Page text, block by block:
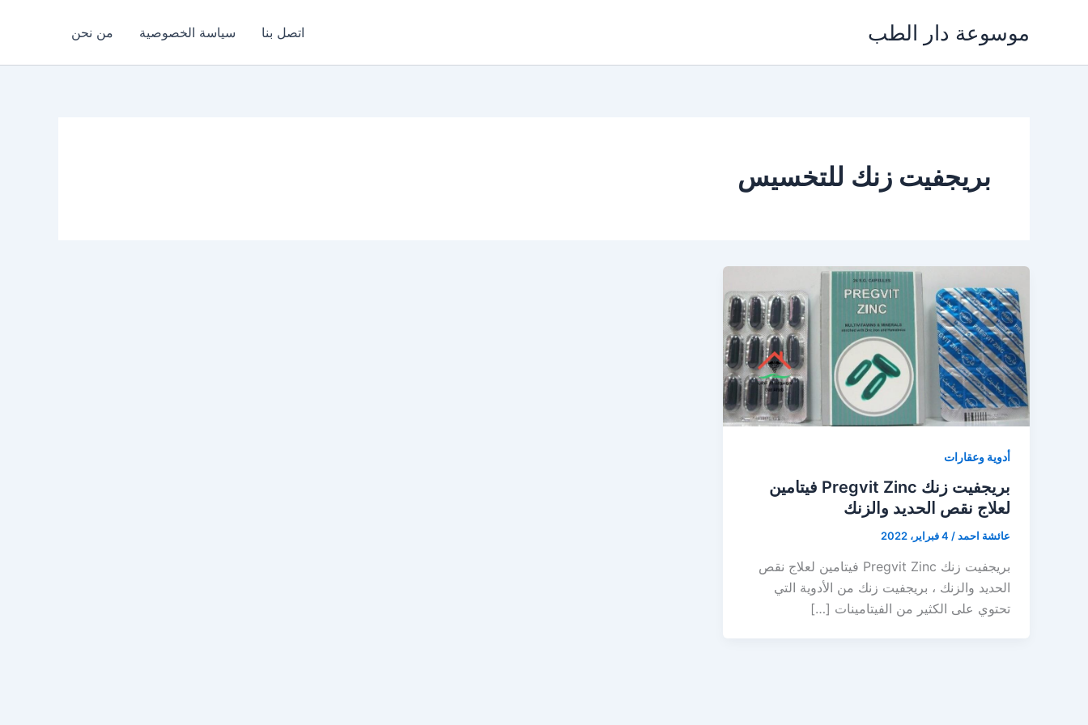
موسوعة دار الطب اتصل بنا سياسة الخصوصية من نحن
بريجفيت زنك للتخسيس
أدوية وعقارات
بريجفيت زنك Pregvit Zinc فيتامين
لعلاج نقص الحديد والزنك
عائشة احمد/ 4 فبراير، 2022
بريجفيت زنك Pregvit Zinc فيتامين لعلاج نقص
الحديد والزنك ، بريجفيت زنك من الأدوية التي
تحتوي على الكثير من الفيتامينات […]